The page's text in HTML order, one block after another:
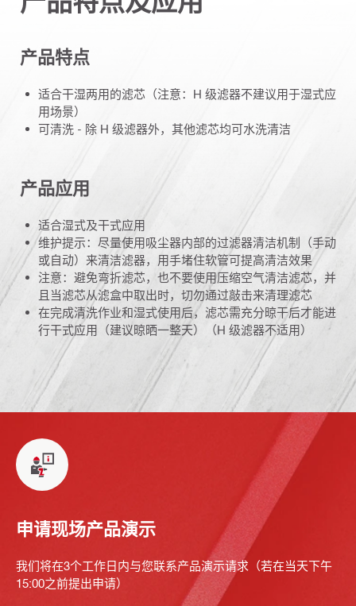
产品特点
适合干湿两用的滤芯（注意：H 级滤器不建议用于湿式应
用场景）
可清洗 - 除 H 级滤器外，其他滤芯均可水洗清洁
产品应用
适合湿式及干式应用
维护提示：尽量使用吸尘器内部的过滤器清洁机制（手动
或自动）来清洁滤器，用手堵住软管可提高清洁效果
注意：避免弯折滤芯，也不要使用压缩空气清洁滤芯，并
且当滤芯从滤盒中取出时，切勿通过敲击来清理滤芯
在完成清洗作业和湿式使用后，滤芯需充分晾干后才能进
行干式应用（建议晾晒一整天）（H 级滤器不适用）
申请现场产品演示
我们将在3个工作日内与您联系产品演示请求（若在当天下午
15:00之前提出申请）